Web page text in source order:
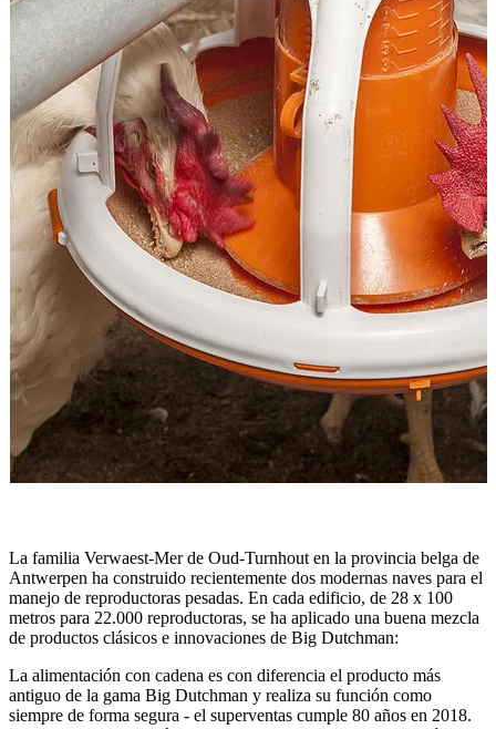
La familia Verwaest-Mer de Oud-Turnhout en la provincia belga de
Antwerpen ha construido recientemente dos modernas naves para el
manejo de reproductoras pesadas. En cada edificio, de 28 x 100
metros para 22.000 reproductoras, se ha aplicado una buena mezcla
de productos clásicos e innovaciones de Big Dutchman:
La alimentación con cadena es con diferencia el producto más
antiguo de la gama Big Dutchman y realiza su función como
siempre de forma segura - el superventas cumple 80 años en 2018.